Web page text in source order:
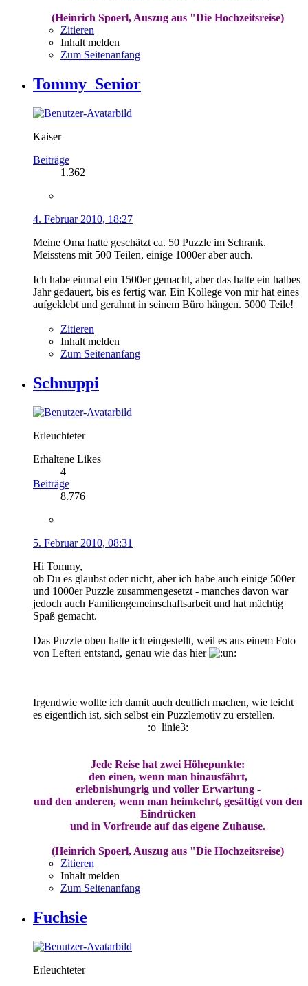
(Heinrich Spoerl, Auszug aus "Die Hochzeitsreise)
Zitieren
Inhalt melden
Zum Seitenanfang
Tommy_Senior
Kaiser
Beiträge
1.362
4. Februar 2010, 18:27
Meine Oma hatte geschätzt ca. 50 Puzzle im Schrank.
Meisstens mit 500 Teilen, einige 1000er aber auch.
Ich habe einmal ein 1500er gemacht, aber das hatte ein halbes
Jahr gedauert, bis es fertig war. Ein Kollege von mir hat eines
aufgeklebt und gerahmt in seinem Büro hängen. 5000 Teile!
Zitieren
Inhalt melden
Zum Seitenanfang
Schnuppi
Erleuchteter
Erhaltene Likes
4
Beiträge
8.776
5. Februar 2010, 08:31
Hi Tommy,
ob Du es glaubst oder nicht, aber ich habe auch einige 500er
und 1000er Puzzle zusammengesetzt - manches davon war
jedoch auch Familiengemeinschaftsarbeit und hat mächtig
Spaß gemacht.
Das Puzzle oben hatte ich eingestellt, weil es aus einem Foto
von Lefteri entstand, genau wie das hier
Irgendwie wollte ich damit auch deutlich machen, wie leicht
es eigentlich ist, sich selbst ein Puzzlemotiv zu erstellen.
:o_linie3:
Jede Reise hat zwei Höhepunkte:
den einen, wenn man hinausfährt,
erlebnishungrig und voller Erwartung -
und den anderen, wenn man heimkehrt, gesättigt von den
Eindrücken
und in Vorfreude auf das eigene Zuhause.
(Heinrich Spoerl, Auszug aus "Die Hochzeitsreise)
Zitieren
Inhalt melden
Zum Seitenanfang
Fuchsie
Erleuchteter